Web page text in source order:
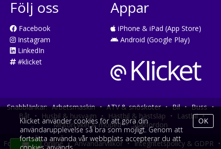
Följ oss
Facebook
Instagram
LinkedIn
#klicket
Appar
iPhone & iPad (App Store)
Android (Google Play)
Snabblänkar: Arbetsmaskin • ATV & snöskoter • Bil • Buss •
Båt • Husbil & husvagn • Hästbil & hästsläp • Lastbil •
Motorcykel & moped • Släpfordon
Fordonsköp online • Användarvillkor • Integritetspolicy & GDPR •
Klicket använder cookies för att göra din
användarupplevelse så bra som möjligt. Genom att
fortsätta använda vår webbplats accepterar du att
OK